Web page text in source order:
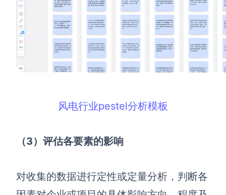
风电行业pestel分析模板
（3）评估各要素的影响
对收集的数据进行定性或定量分析，判断各